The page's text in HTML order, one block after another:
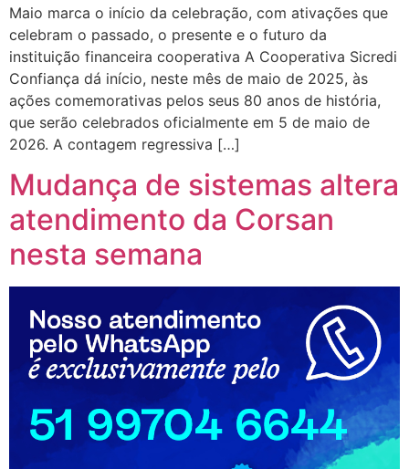
Maio marca o início da celebração, com ativações que
celebram o passado, o presente e o futuro da
instituição financeira cooperativa A Cooperativa Sicredi
Confiança dá início, neste mês de maio de 2025, às
ações comemorativas pelos seus 80 anos de história,
que serão celebrados oficialmente em 5 de maio de
2026. A contagem regressiva […]
Mudança de sistemas altera
atendimento da Corsan
nesta semana